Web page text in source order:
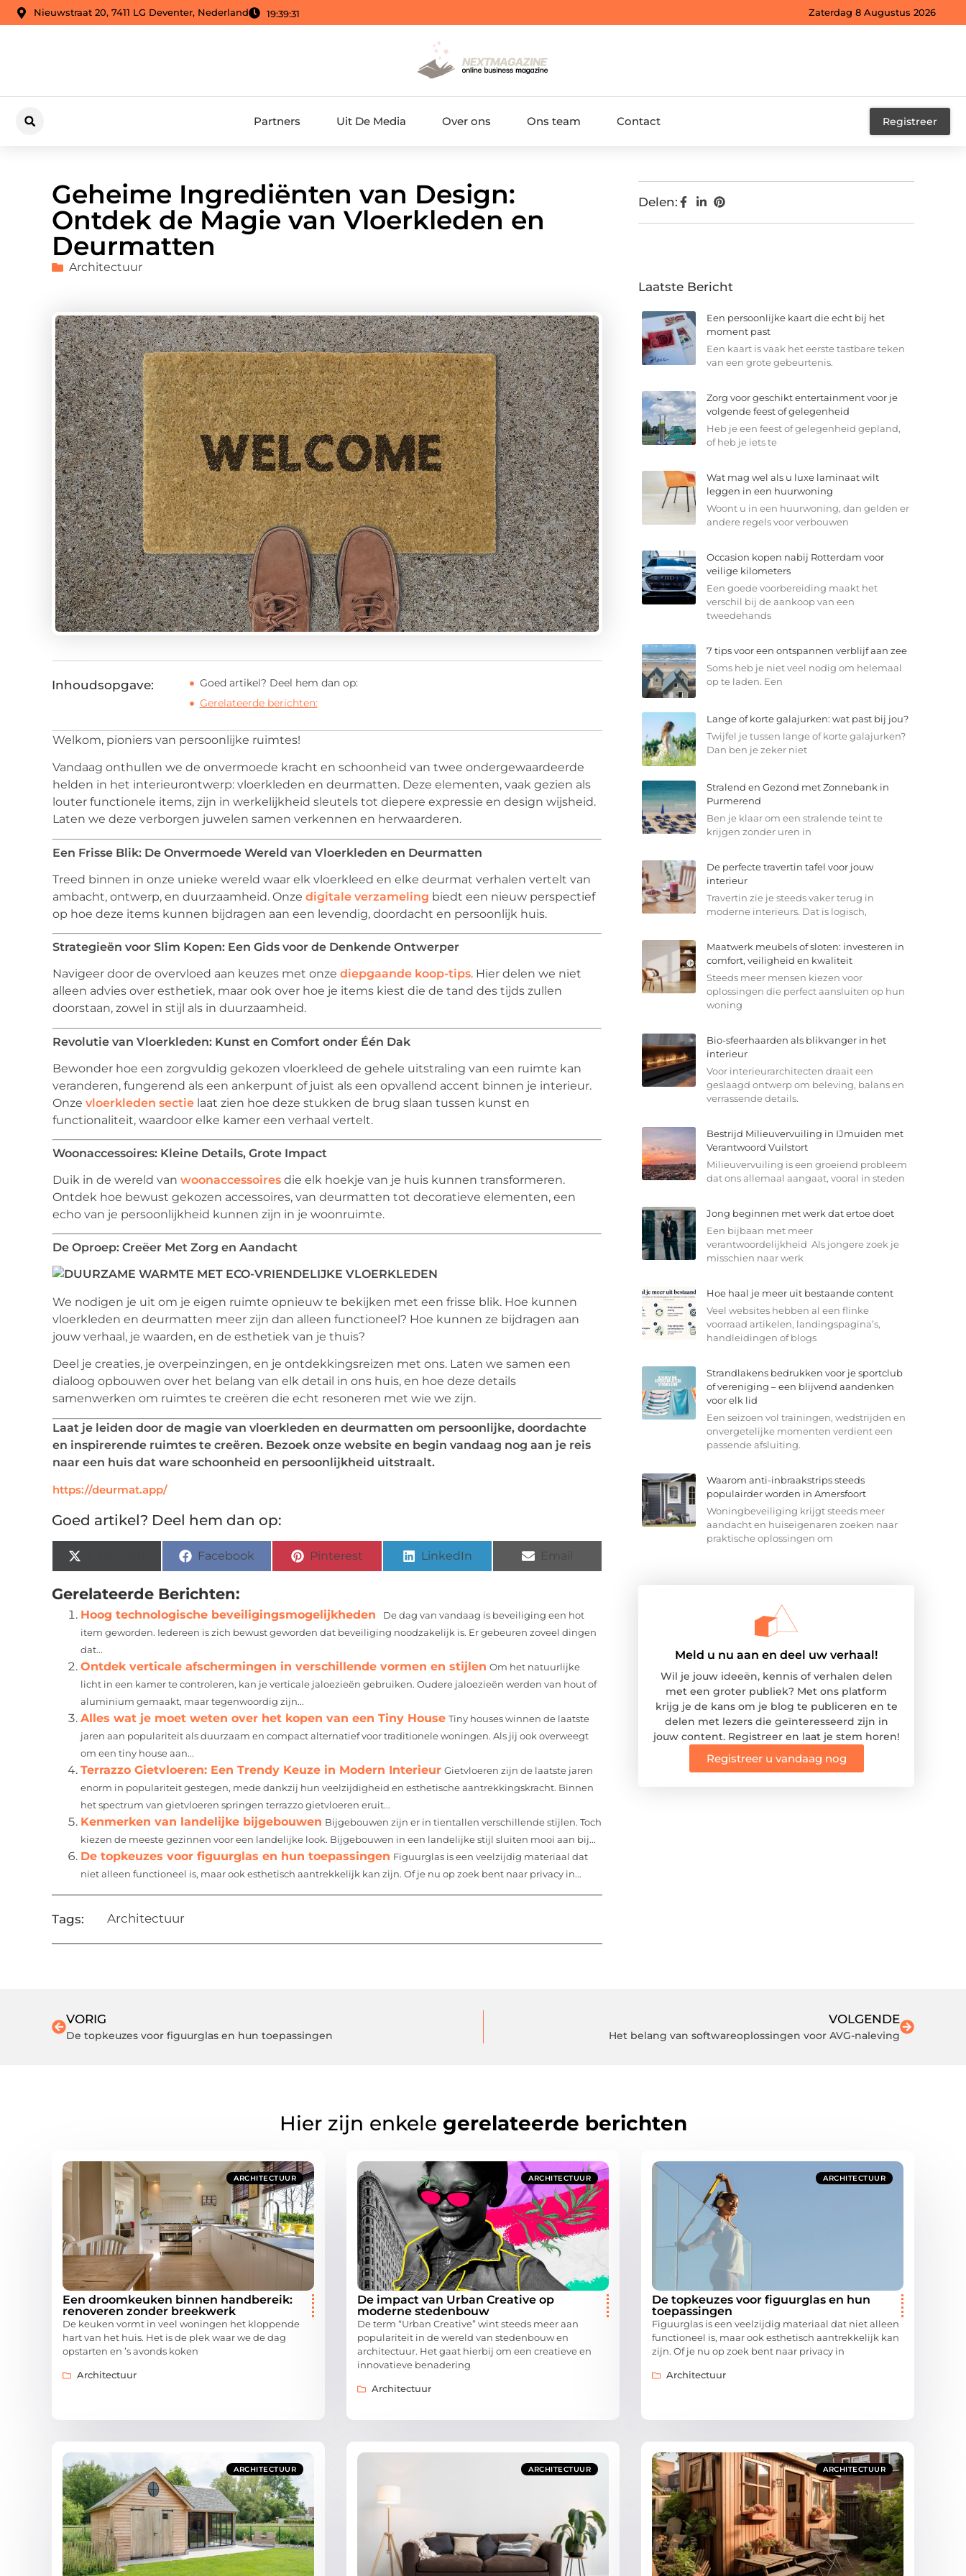
Nieuwstraat 20, 7411 LG Deventer, Nederland 19:39:33 Zaterdag 8 Augustus 2026
Partners Uit De Media Over ons Ons team Contact Registreer
Geheime Ingrediënten van Design:
Ontdek de Magie van Vloerkleden en
Deurmatten
Architectuur
Inhoudsopgave:
Goed artikel? Deel hem dan op:
Gerelateerde berichten:
Welkom, pioniers van persoonlijke ruimtes!
Vandaag onthullen we de onvermoede kracht en schoonheid van twee ondergewaardeerde
helden in het interieurontwerp: vloerkleden en deurmatten. Deze elementen, vaak gezien als
louter functionele items, zijn in werkelijkheid sleutels tot diepere expressie en design wijsheid.
Laten we deze verborgen juwelen samen verkennen en herwaarderen.
Een Frisse Blik: De Onvermoede Wereld van Vloerkleden en Deurmatten
Treed binnen in onze unieke wereld waar elk vloerkleed en elke deurmat verhalen vertelt van
ambacht, ontwerp, en duurzaamheid. Onze digitale verzameling biedt een nieuw perspectief
op hoe deze items kunnen bijdragen aan een levendig, doordacht en persoonlijk huis.
Strategieën voor Slim Kopen: Een Gids voor de Denkende Ontwerper
Navigeer door de overvloed aan keuzes met onze diepgaande koop-tips. Hier delen we niet
alleen advies over esthetiek, maar ook over hoe je items kiest die de tand des tijds zullen
doorstaan, zowel in stijl als in duurzaamheid.
Revolutie van Vloerkleden: Kunst en Comfort onder Één Dak
Bewonder hoe een zorgvuldig gekozen vloerkleed de gehele uitstraling van een ruimte kan
veranderen, fungerend als een ankerpunt of juist als een opvallend accent binnen je interieur.
Onze vloerkleden sectie laat zien hoe deze stukken de brug slaan tussen kunst en
functionaliteit, waardoor elke kamer een verhaal vertelt.
Woonaccessoires: Kleine Details, Grote Impact
Duik in de wereld van woonaccessoires die elk hoekje van je huis kunnen transformeren.
Ontdek hoe bewust gekozen accessoires, van deurmatten tot decoratieve elementen, een
echo van je persoonlijkheid kunnen zijn in je woonruimte.
De Oproep: Creëer Met Zorg en Aandacht
We nodigen je uit om je eigen ruimte opnieuw te bekijken met een frisse blik. Hoe kunnen
vloerkleden en deurmatten meer zijn dan alleen functioneel? Hoe kunnen ze bijdragen aan
jouw verhaal, je waarden, en de esthetiek van je thuis?
Deel je creaties, je overpeinzingen, en je ontdekkingsreizen met ons. Laten we samen een
dialoog opbouwen over het belang van elk detail in ons huis, en hoe deze details
samenwerken om ruimtes te creëren die echt resoneren met wie we zijn.
Laat je leiden door de magie van vloerkleden en deurmatten om persoonlijke, doordachte
en inspirerende ruimtes te creëren. Bezoek onze website en begin vandaag nog aan je reis
naar een huis dat ware schoonheid en persoonlijkheid uitstraalt.
https://deurmat.app/
Goed artikel? Deel hem dan op:
Facebook Pinterest LinkedIn
Gerelateerde Berichten:
Hoog technologische beveiligingsmogelijkheden
De dag van vandaag is beveiliging een hot
item geworden. Iedereen is zich bewust geworden dat beveiliging noodzakelijk is. Er gebeuren zoveel dingen
dat...
Ontdek verticale afschermingen in verschillende vormen en stijlen Om het natuurlijke
licht in een kamer te controleren, kan je verticale jaloezieën gebruiken. Oudere jaloezieën werden van hout of
aluminium gemaakt, maar tegenwoordig zijn...
Alles wat je moet weten over het kopen van een Tiny House Tiny houses winnen de laatste
jaren aan populariteit als duurzaam en compact alternatief voor traditionele woningen. Als jij ook overweegt
om een tiny house aan...
Terrazzo Gietvloeren: Een Trendy Keuze in Modern Interieur Gietvloeren zijn de laatste jaren
enorm in populariteit gestegen, mede dankzij hun veelzijdigheid en esthetische aantrekkingskracht. Binnen
het spectrum van gietvloeren springen terrazzo gietvloeren eruit...
Kenmerken van landelijke bijgebouwen Bijgebouwen zijn er in tientallen verschillende stijlen. Toch
kiezen de meeste gezinnen voor een landelijke look. Bijgebouwen in een landelijke stijl sluiten mooi aan bij...
De topkeuzes voor figuurglas en hun toepassingen Figuurglas is een veelzijdig materiaal dat
niet alleen functioneel is, maar ook esthetisch aantrekkelijk kan zijn. Of je nu op zoek bent naar privacy in...
Tags: Architectuur
Delen:
Laatste Bericht
Een persoonlijke kaart die echt bij het
moment past
Een kaart is vaak het eerste tastbare teken
van een grote gebeurtenis.
Zorg voor geschikt entertainment voor je
volgende feest of gelegenheid
Heb je een feest of gelegenheid gepland,
of heb je iets te
Wat mag wel als u luxe laminaat wilt
leggen in een huurwoning
Woont u in een huurwoning, dan gelden er
andere regels voor verbouwen
Occasion kopen nabij Rotterdam voor
veilige kilometers
Een goede voorbereiding maakt het
verschil bij de aankoop van een
tweedehands
7 tips voor een ontspannen verblijf aan zee
Soms heb je niet veel nodig om helemaal
op te laden. Een
Lange of korte galajurken: wat past bij jou?
Twijfel je tussen lange of korte galajurken?
Dan ben je zeker niet
Stralend en Gezond met Zonnebank in
Purmerend
Ben je klaar om een stralende teint te
krijgen zonder uren in
De perfecte travertin tafel voor jouw
interieur
Travertin zie je steeds vaker terug in
moderne interieurs. Dat is logisch,
Maatwerk meubels of sloten: investeren in
comfort, veiligheid en kwaliteit
Steeds meer mensen kiezen voor
oplossingen die perfect aansluiten op hun
woning
Bio-sfeerhaarden als blikvanger in het
interieur
Voor interieurarchitecten draait een
geslaagd ontwerp om beleving, balans en
verrassende details.
Bestrijd Milieuvervuiling in IJmuiden met
Verantwoord Vuilstort
Milieuvervuiling is een groeiend probleem
dat ons allemaal aangaat, vooral in steden
Jong beginnen met werk dat ertoe doet
Een bijbaan met meer
verantwoordelijkheid Als jongere zoek je
misschien naar werk
Hoe haal je meer uit bestaande content
Veel websites hebben al een flinke
voorraad artikelen, landingspagina’s,
handleidingen of blogs
Strandlakens bedrukken voor je sportclub
of vereniging – een blijvend aandenken
voor elk lid
Een seizoen vol trainingen, wedstrijden en
onvergetelijke momenten verdient een
passende afsluiting.
Waarom anti-inbraakstrips steeds
populairder worden in Amersfoort
Woningbeveiliging krijgt steeds meer
aandacht en huiseigenaren zoeken naar
praktische oplossingen om
Meld u nu aan en deel uw verhaal!
Wil je jouw ideeën, kennis of verhalen delen
met een groter publiek? Met ons platform
krijg je de kans om je blog te publiceren en te
delen met lezers die geïnteresseerd zijn in
jouw content. Registreer en laat je stem horen!
Registreer u vandaag nog
VORIG
De topkeuzes voor figuurglas en hun toepassingen
VOLGENDE
Het belang van softwareoplossingen voor AVG-naleving
Hier zijn enkele gerelateerde berichten
ARCHITECTUUR
Een droomkeuken binnen handbereik:
renoveren zonder breekwerk
De keuken vormt in veel woningen het kloppende
hart van het huis. Het is de plek waar we de dag
opstarten en ’s avonds koken
Architectuur
ARCHITECTUUR
De impact van Urban Creative op
moderne stedenbouw
De term “Urban Creative” wint steeds meer aan
populariteit in de wereld van stedenbouw en
architectuur. Het gaat hierbij om een creatieve en
innovatieve benadering
Architectuur
ARCHITECTUUR
De topkeuzes voor figuurglas en hun
toepassingen
Figuurglas is een veelzijdig materiaal dat niet alleen
functioneel is, maar ook esthetisch aantrekkelijk kan
zijn. Of je nu op zoek bent naar privacy in
Architectuur
ARCHITECTUUR ARCHITECTUUR ARCHITECTUUR